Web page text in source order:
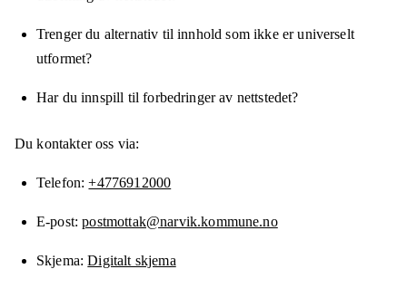
Trenger du alternativ til innhold som ikke er universelt
utformet?
Har du innspill til forbedringer av nettstedet?
Du kontakter oss via:
Telefon +4776912000
E-post postmottak@narvik.kommune.no
Skjema Digitalt skjema